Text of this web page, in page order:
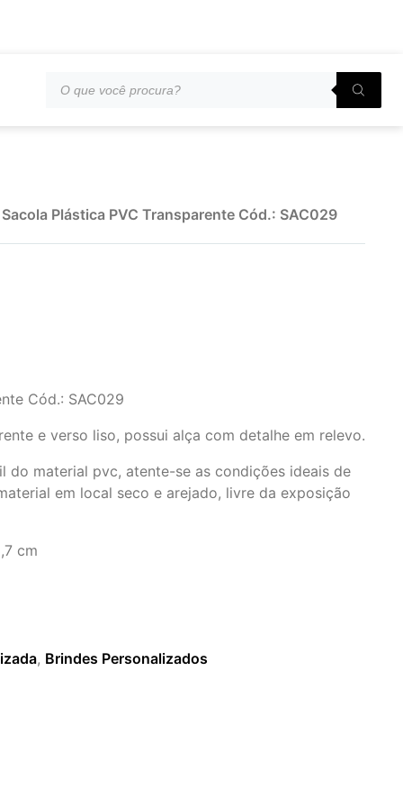
Plástica PVC Transparente Cód.: SAC029
Cód.: SAC029
e verso liso, possui alça com detalhe em relevo.
do material pvc, atente-se as condições ideais de
em local seco e arejado, livre da exposição
cm
, Brindes Personalizados